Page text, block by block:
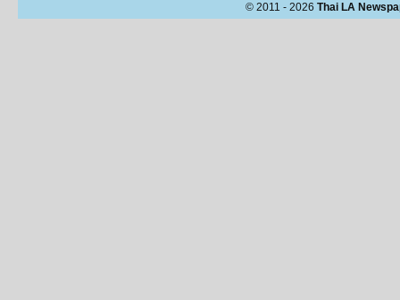
© 2011 - 2026 Thai LA